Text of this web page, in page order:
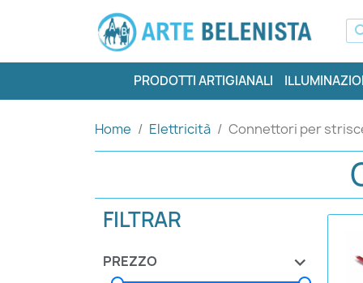
PRODOTTI ARTIGIANALI
Home Elettricità Connettori per
FILTRAR
PREZZO